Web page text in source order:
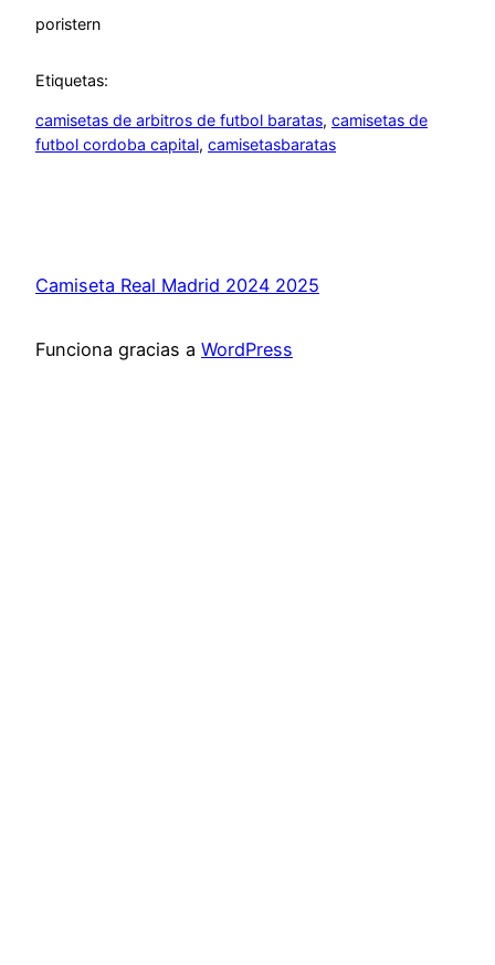
poristern
Etiquetas:
camisetas de arbitros de futbol baratas, camisetas de
futbol cordoba capital, camisetasbaratas
Camiseta Real Madrid 2024 2025
Funciona gracias a WordPress